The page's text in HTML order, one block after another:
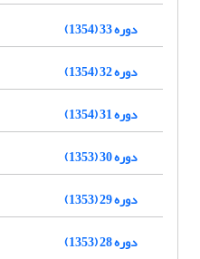
دوره 33 (1354)
دوره 32 (1354)
دوره 31 (1354)
دوره 30 (1353)
دوره 29 (1353)
دوره 28 (1353)